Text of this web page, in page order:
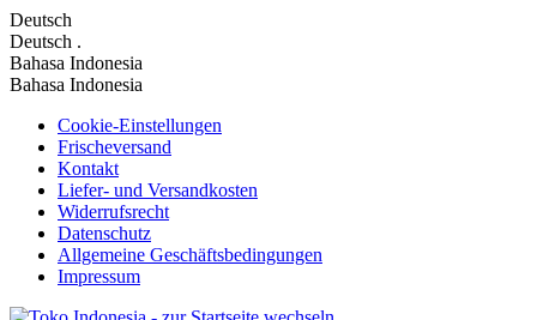
Deutsch
Deutsch .
Bahasa Indonesia
Bahasa Indonesia
Cookie-Einstellungen
Frischeversand
Kontakt
Liefer- und Versandkosten
Widerrufsrecht
Datenschutz
Allgemeine Geschäftsbedingungen
Impressum